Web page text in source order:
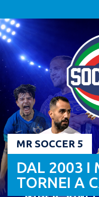
to
content
MR SOCCER 5
DAL 2003 I
TORNEI A